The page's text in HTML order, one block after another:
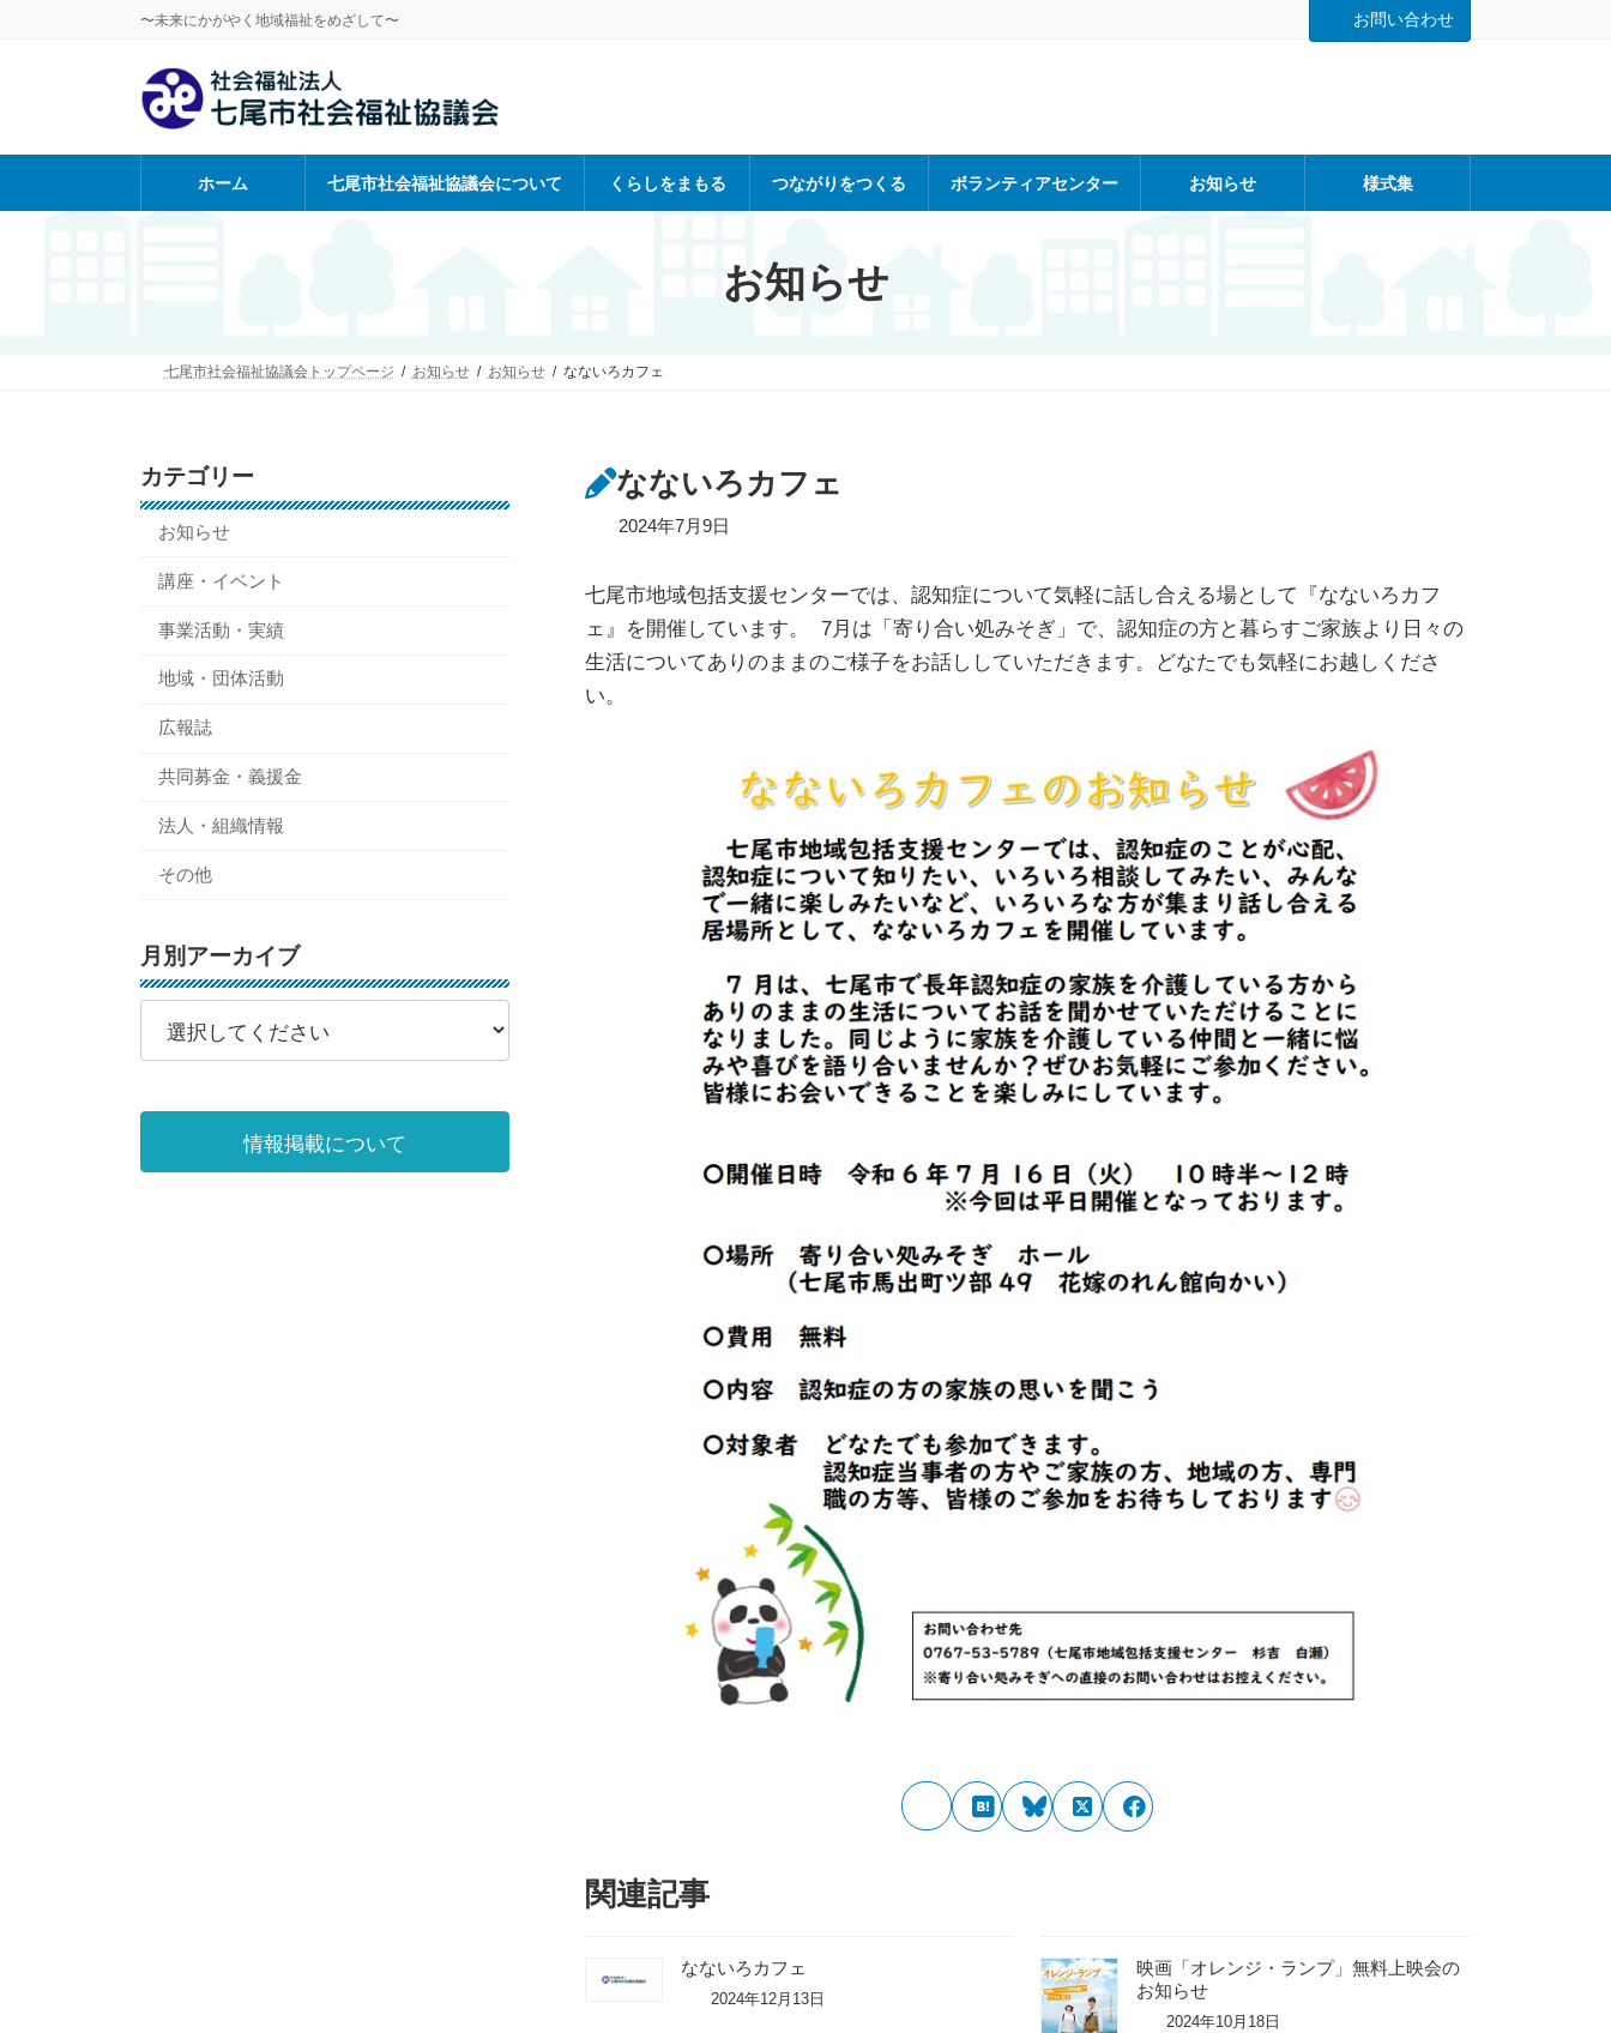
へ
キ
ョ
に
〜未来にかがやく地域福祉をめざして〜 お問い合わせ
ホーム 七尾市社会福祉協議会について くらしをまもる つながりをつくる ボランティアセンター お知らせ 様式集
お知らせ
七尾市社会福祉協議会トップページ お知らせ お知らせ なないろカフェ
なないろカフェ
2024年7月9日
七尾市地域包括支援センターでは、認知症について気軽に話し合える場として『なないろカフ
ェ』を開催しています。 7月は「寄り合い処みそぎ」で、認知症の方と暮らすご家族より日々の
生活についてありのままのご様子をお話ししていただきます。どなたでも気軽にお越しくださ
い。
関連記事
なないろカフェ
2024年12月13日
映画「オレンジ・ランプ」無料上映会の
お知らせ
2024年10月18日
カテゴリー
お知らせ
講座・イベント
事業活動・実績
地域・団体活動
広報誌
共同募金・義援金
法人・組織情報
その他
月別アーカイブ
情報掲載について